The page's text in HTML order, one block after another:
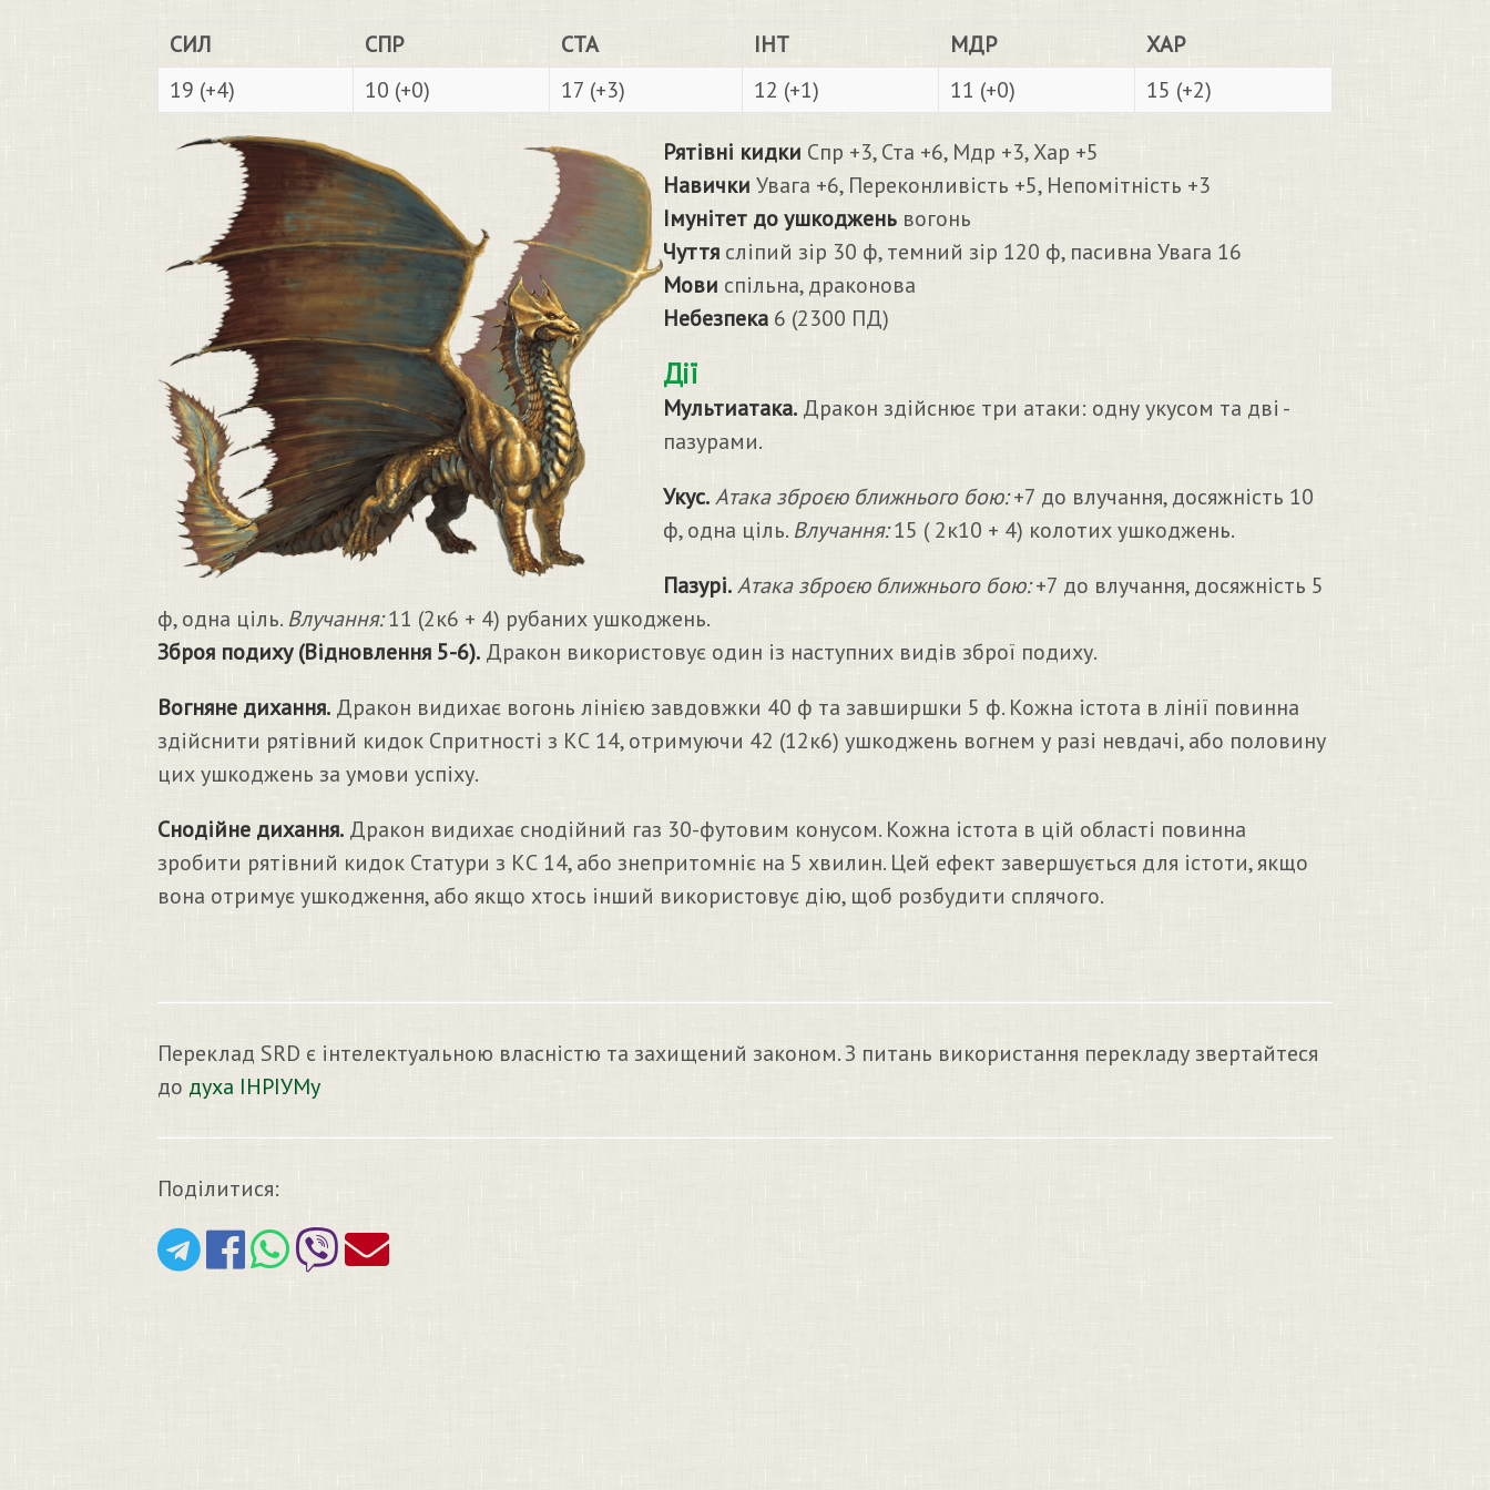
СИЛ СПР СТА ІНТ МДР
ХАР
19 (+4)
10 (+0) 17 (+3) 12 (+1) 11 (+0) 15 (+2)
Рятівні кидки Спр +3, Ста +6, Мдр +3, Хар +5
Навички Увага +6, Переконливість +5, Непомітність +3
Імунітет до ушкодженьвогонь
Чуттясліпий зір 30 ф, темний зір 120 ф, пасивна Увага 16
Мови спільна, драконова
Небезпека6 (2300 ПД)
Дії
Мультиатака.Дракон здійснює три атаки: одну укусом та дві -
пазурами.
Укус. Атака зброєю ближнього бою:+7 до влучання, досяжність 10
ф, одна ціль.Влучання:15 ( 2к10 + 4) колотих ушкоджень.
Пазурі. Атака зброєю ближнього бою:+7 до влучання, досяжність 5
ф, одна ціль. Влучання:11 (2к6 + 4) рубаних ушкоджень.
Зброя подиху (Відновлення 5-6). Дракон використовує один із наступних видів зброї подиху.
Вогняне дихання. Дракон видихає вогонь лінією завдовжки 40 ф та завширшки 5 ф. Кожна істота в лінії повинна
здійснити рятівний кидок Спритності з КС 14, отримуючи 42 (12к6) ушкоджень вогнем у разі невдачі, або половину
цих ушкоджень за умови успіху.
Снодійне дихання. Дракон видихає снодійний газ 30-футовим конусом. Кожна істота в цій області повинна
зробити рятівний кидок Статури з КС 14, або знепритомніє на 5 хвилин. Цей ефект завершується для істоти, якщо
вона отримує ушкодження, або якщо хтось інший використовує дію, щоб розбудити сплячого.
Переклад SRD є інтелектуальною власністю та захищений законом. З питань використання перекладу звертайтеся
до духа ІНРІУМу
Поділитися: